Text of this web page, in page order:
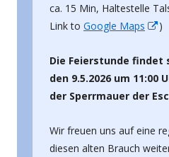
ca. 15 Min, Haltestelle
Link to Google Maps
In)
Die Feierstunde
den 9.5.2026 um 11:00
der Sperrmauer der
Wir freuen uns auf eine
diesen alten Brauch